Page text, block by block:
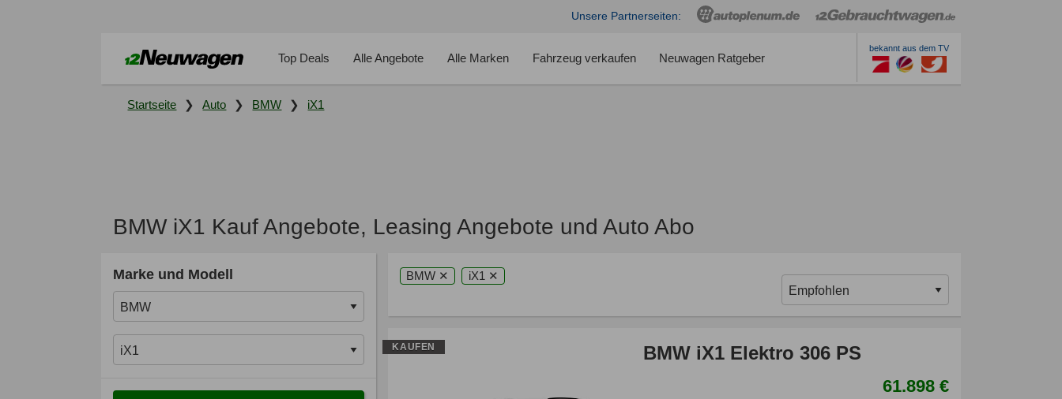
Unsere Partnerseiten:
Top Deals Alle Angebote Alle Marken Fahrzeug verkaufen Neuwagen Ratgeber
bekannt aus dem TV
Startseite Auto BMW iX1
BMW iX1 Kauf Angebote, Leasing Angebote und Auto Abo
Marke und Modell BMW ✕ iX1 ✕
BMW iX1 Elektro 306 PS
61.898 €
KAUFEN